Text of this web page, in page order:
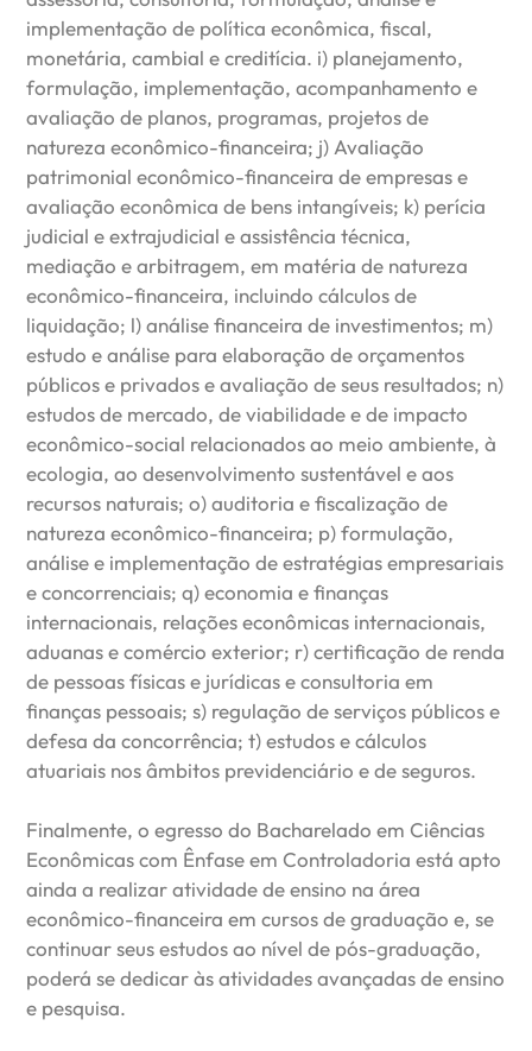
implementação de política econômica, fiscal,
monetária, cambial e creditícia. i) planejamento,
formulação, implementação, acompanhamento e
avaliação de planos, programas, projetos de
natureza econômico-financeira; j) Avaliação
patrimonial econômico-financeira de empresas e
avaliação econômica de bens intangíveis; k) perícia
judicial e extrajudicial e assistência técnica,
mediação e arbitragem, em matéria de natureza
econômico-financeira, incluindo cálculos de
liquidação; l) análise financeira de investimentos; m)
estudo e análise para elaboração de orçamentos
públicos e privados e avaliação de seus resultados; n)
estudos de mercado, de viabilidade e de impacto
econômico-social relacionados ao meio ambiente, à
ecologia, ao desenvolvimento sustentável e aos
recursos naturais; o) auditoria e fiscalização de
natureza econômico-financeira; p) formulação,
análise e implementação de estratégias empresariais
e concorrenciais; q) economia e finanças
internacionais, relações econômicas internacionais,
aduanas e comércio exterior; r) certificação de renda
de pessoas físicas e jurídicas e consultoria em
finanças pessoais; s) regulação de serviços públicos e
defesa da concorrência; t) estudos e cálculos
atuariais nos âmbitos previdenciário e de seguros.
Finalmente, o egresso do Bacharelado em Ciências
Econômicas com Ênfase em Controladoria está apto
ainda a realizar atividade de ensino na área
econômico-financeira em cursos de graduação e, se
continuar seus estudos ao nível de pós-graduação,
poderá se dedicar às atividades avançadas de ensino
e pesquisa.